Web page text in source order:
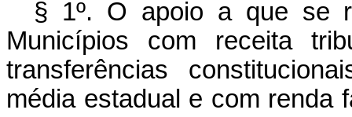
§ 1º. O apoio a que se
Municípios com receita
transferências
média estadual e com renda